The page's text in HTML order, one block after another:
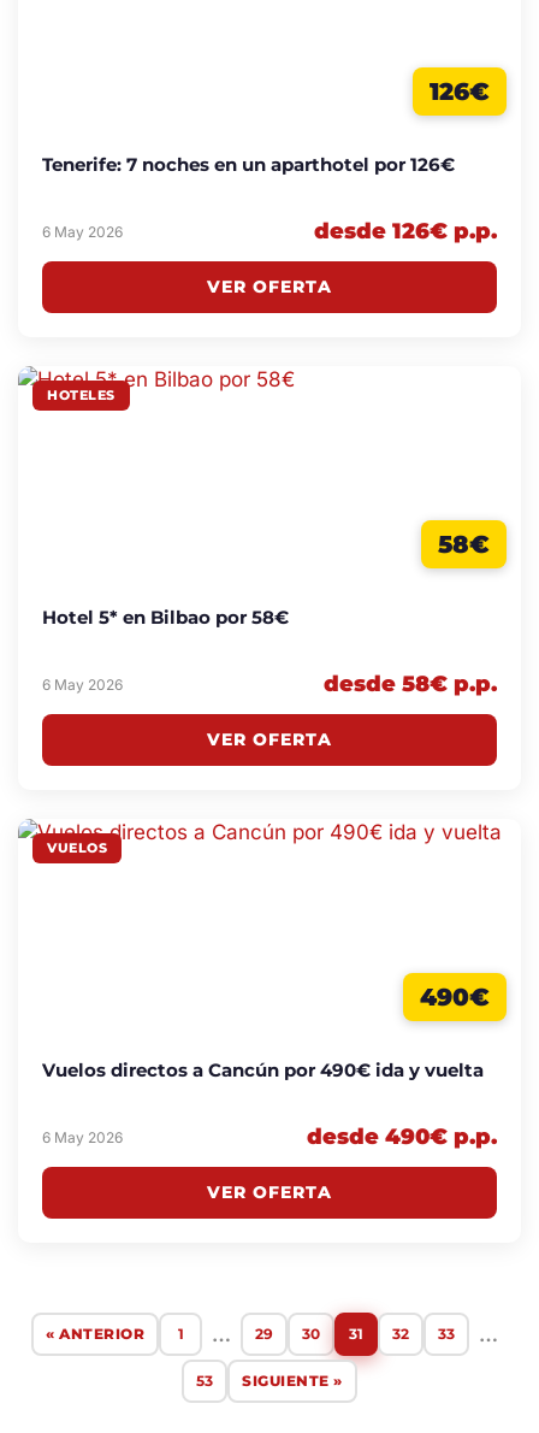
126€
Tenerife: 7 noches en un aparthotel por 126€
6 May 2026 desde 126€ p.p.
VER OFERTA
HOTELES
58€
Hotel 5* en Bilbao por 58€
6 May 2026 desde 58€ p.p.
VER OFERTA
VUELOS
490€
Vuelos directos a Cancún por 490€ ida y vuelta
6 May 2026 desde 490€ p.p.
VER OFERTA
« ANTERIOR 1 … 29 30 31 32 33 …
53 SIGUIENTE »